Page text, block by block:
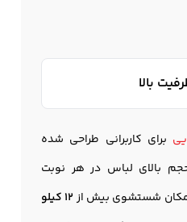
بالا
برای کاربرانی طراحی شده
بالای لباس در هر نوبت
شستشوی بیش از
۱۲ کیلو